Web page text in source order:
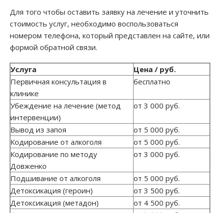
Для того чтобы оставить заявку на лечение и уточнить
стоимость услуг, необходимо воспользоваться
номером телефона, который представлен на сайте, или
формой обратной связи.
Услуга
Цена / руб.
Первичная консультация в
клинике
бесплатно
Убеждение на лечение (метод
интервенции)
от 3 000 руб.
Вывод из запоя
от 5 000 руб.
Кодирование от алкоголя
от 5 000 руб.
Кодирование по методу
Довженко
от 3 000 руб.
Подшивание от алкоголя
от 5 000 руб.
Детоксикация (героин)
от 3 500 руб.
Детоксикация (метадон)
от 4 500 руб.